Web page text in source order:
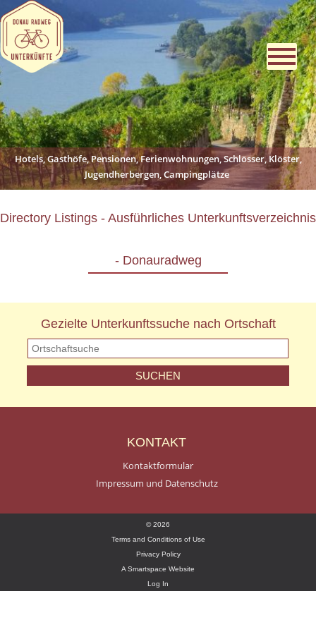
Hotels, Gasthöfe, Pensionen, Ferienwohnungen, Schlösser, Klöster,
Jugendherbergen, Campingplätze
Directory Listings - Ausführliches Unterkunftsverzeichnis
- Donauradweg
Gezielte Unterkunftssuche nach Ortschaft
KONTAKT
Kontaktformular
Impressum und Datenschutz
© 2026
Terms and Conditions of Use
Privacy Policy
A Smartspace Website
Log In